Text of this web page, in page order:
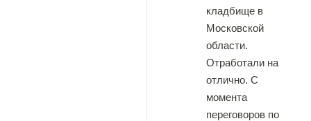
кладбище в
Московской
области.
Отработали на
отлично. С
момента
переговоров по